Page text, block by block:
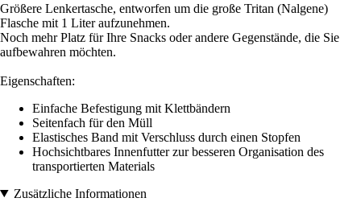
Größere Lenkertasche, entworfen um die große Tritan (Nalgene)
Flasche mit 1 Liter aufzunehmen.
Noch mehr Platz für Ihre Snacks oder andere Gegenstände, die Sie
aufbewahren möchten.
Eigenschaften:
Einfache Befestigung mit Klettbändern
Seitenfach für den Müll
Elastisches Band mit Verschluss durch einen Stopfen
Hochsichtbares Innenfutter zur besseren Organisation des
transportierten Materials
Zusätzliche Informationen